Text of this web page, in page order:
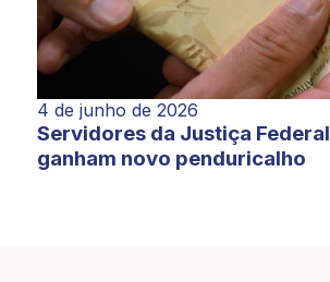
4 de junho de 2026
Servidores da Justiça Federal
ganham novo penduricalho